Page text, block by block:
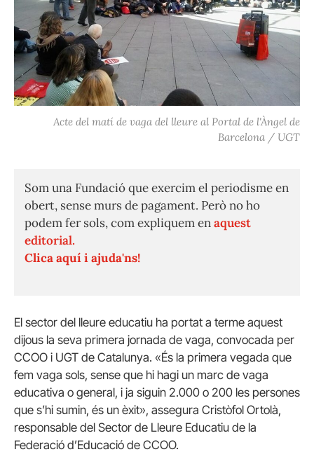
Acte del matí de vaga del lleure al Portal de l'Àngel de
Barcelona / UGT
Som una Fundació que exercim el periodisme en
obert, sense murs de pagament. Però no ho
podem fer sols, com expliquem enaquest
editorial.
Clica aquí i ajuda'ns!
El sector del lleure educatiu ha portat a terme aquest
dijous la seva primera jornada de vaga, convocada per
CCOO i UGT de Catalunya. «És la primera vegada que
fem vaga sols, sense que hi hagi un marc de vaga
educativa o general, i ja siguin 2.000 o 200 les persones
que s’hi sumin, és un èxit», assegura Cristòfol Ortolà,
responsable del Sector de Lleure Educatiu de la
Federació d’Educació de CCOO.